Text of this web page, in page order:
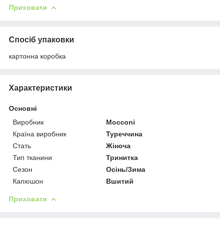
Приховати
Спосіб упаковки
картонна коробка
Характеристики
Основні
Виробник
Mocconi
Країна виробник
Туреччина
Стать
Жіноча
Тип тканини
Тринитка
Сезон
Осінь/Зима
Капюшон
Вшитий
Приховати